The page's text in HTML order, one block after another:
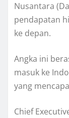
Nusantara
pendapatan
ke depan.
Angka ini
masuk ke
yang
Chief